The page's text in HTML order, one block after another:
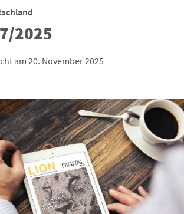
2025
am 20. November 2025